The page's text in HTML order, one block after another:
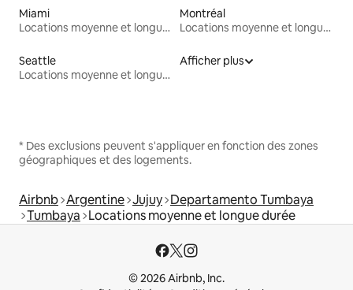
Miami
Locations moyenne et longue durée
Montréal
Locations moyenne et longue durée
Seattle
Locations moyenne et longue durée
Afficher plus
* Des exclusions peuvent s'appliquer en fonction des zones
géographiques et des logements.
Airbnb Argentine Jujuy Departamento Tumbaya
Tumbaya Locations moyenne et longue durée
© 2026 Airbnb, Inc.